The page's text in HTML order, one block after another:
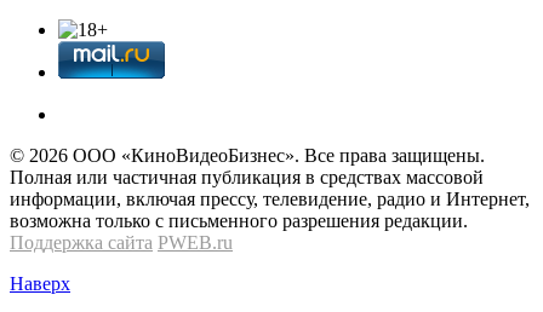
© 2026 OOО «КиноВидеоБизнес». Все права защищены.
Полная или частичная публикация в средствах массовой
информации, включая прессу, телевидение, радио и Интернет,
возможна только с письменного разрешения редакции.
Поддержка сайта PWEB.ru
Наверх